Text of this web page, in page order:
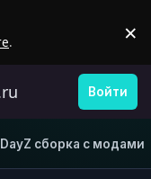
. ×
Войти
DayZ сборка с модами